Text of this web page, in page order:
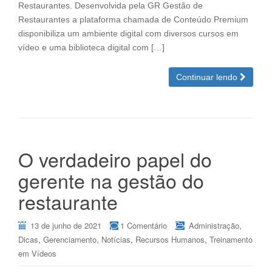
Restaurantes. Desenvolvida pela GR Gestão de
Restaurantes a plataforma chamada de Conteúdo Premium
disponibiliza um ambiente digital com diversos cursos em
vídeo e uma biblioteca digital com […]
Continuar lendo
O verdadeiro papel do
gerente na gestão do
restaurante
13 de junho de 2021 1 Comentário Administração,
Dicas, Gerenciamento, Notícias, Recursos Humanos, Treinamento
em Vídeos